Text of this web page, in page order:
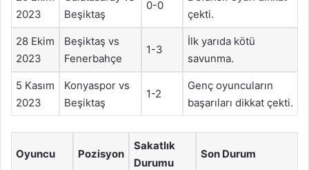
2023
Beşiktaş
0-0
çekti.
28 Ekim
2023
Beşiktaş vs
Fenerbahçe
1-3
İlk yarıda kötü
savunma.
5 Kasım
2023
Konyaspor vs
Beşiktaş
1-2
Genç oyuncuların
başarıları dikkat çekti.
Oyuncu Pozisyon
Sakatlık
Durumu
Son Durum